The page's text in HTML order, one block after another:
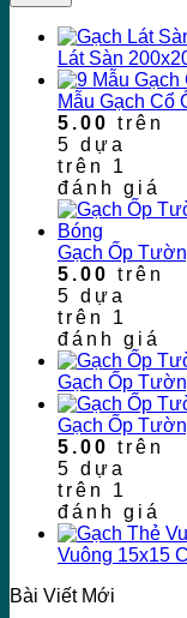
Lát Sàn
Mẫu Gạch Cổ
5.00 trên
5 dựa
trên 1
đánh giá
Gạch Ốp
5.00 trên
5 dựa
trên 1
đánh giá
Gạch Ốp
Gạch Ốp
5.00 trên
5 dựa
trên 1
đánh giá
Vuông 15x15
Bài Viết Mới